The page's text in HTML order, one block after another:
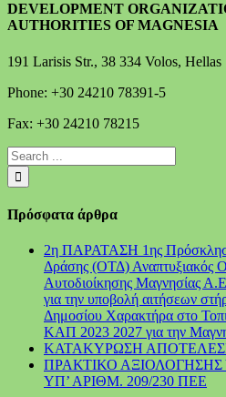
DEVELOPMENT
AUTHORITIES OF MAGNESIA
191 Larisis Str., 38 334 Volos, Hellas
Phone: +30 24210 78391-5
Fax: +30 24210 78215
Πρόσφατα άρθρα
2η ΠΑΡΑΤΑΣΗ 1ης
Δράσης (ΟΤΔ) Αναπτυξιακός
Αυτοδιοίκησης Μαγνησίας
για την υποβολή αιτήσεων
Δημοσίου Χαρακτήρα στο
ΚΑΠ 2023 2027 για την
ΚΑΤΑΚΥΡΩΣΗ
ΠΡΑΚΤΙΚΟ
ΥΠ’ ΑΡΙΘΜ. 209/230 ΠΕΕ